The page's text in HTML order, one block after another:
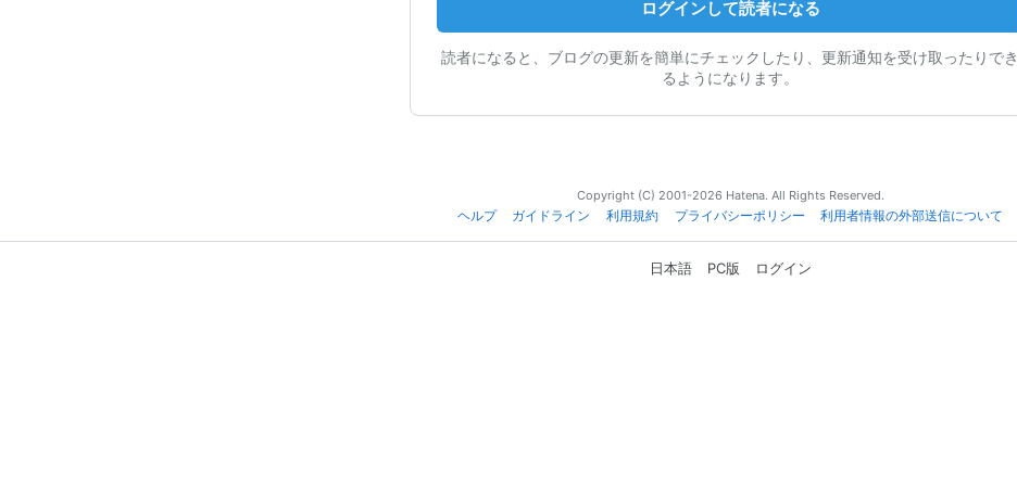
ログインして読者になる
読者になると、ブログの更新を簡単にチェックしたり、更新通知を受け取ったりでき
るようになります。
Copyright (C) 2001-2026 Hatena. All Rights Reserved.
ヘルプ
ガイドライン 利用規約 プライバシーポリシー 利用者情報の外部送信について
日本語 PC版 ログイン